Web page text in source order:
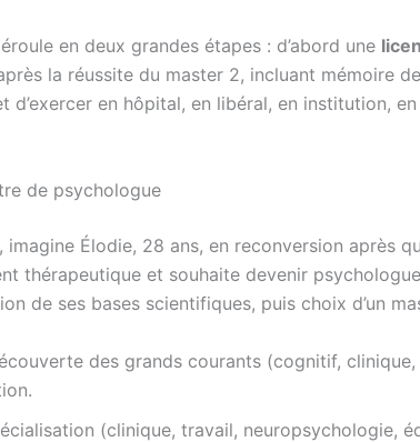
en deux grandes étapes : d’abord une
la réussite du master 2, incluant mémoire
d’exercer en hôpital, en libéral, en institution,
de psychologue
Élodie, 28 ans, en reconversion après
thérapeutique et souhaite devenir
de ses bases scientifiques, puis choix d’un
des grands courants (cognitif,
(clinique, travail, neuropsychologie,